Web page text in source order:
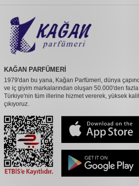
KAĞAN PARFÜMERİ
1979'dan bu yana, Kağan Parfümeri, dünya
ve iç giyim markalarından oluşan 50.000'den
Türkiye'nin tüm illerine hizmet vererek, yüksek
çıkıyoruz.